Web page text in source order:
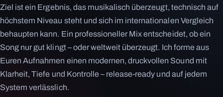
Ziel ist ein Ergebnis, das musikalisch überzeugt, technisch auf
höchstem Niveau steht und sich im internationalen Vergleich
behaupten kann. Ein professioneller Mix entscheidet, ob ein
Song nur gut klingt – oder weltweit überzeugt. Ich forme aus
Euren Aufnahmen einen modernen, druckvollen Sound mit
Klarheit, Tiefe und Kontrolle – release-ready und auf jedem
System verlässlich.